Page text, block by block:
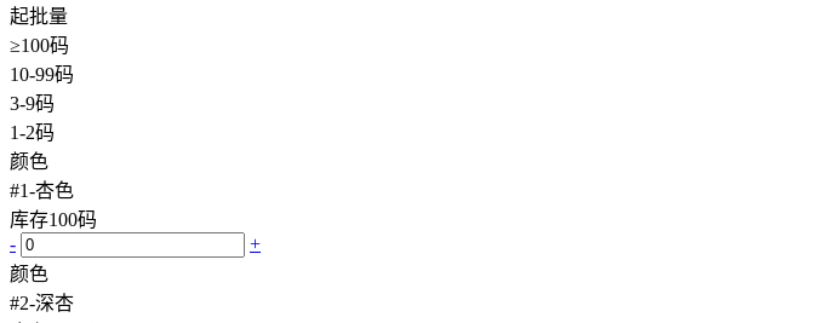
起批量
≥100码
10-99码
3-9码
1-2码
颜色
#1-杏色
库存100码
-
+
颜色
#2-深杏